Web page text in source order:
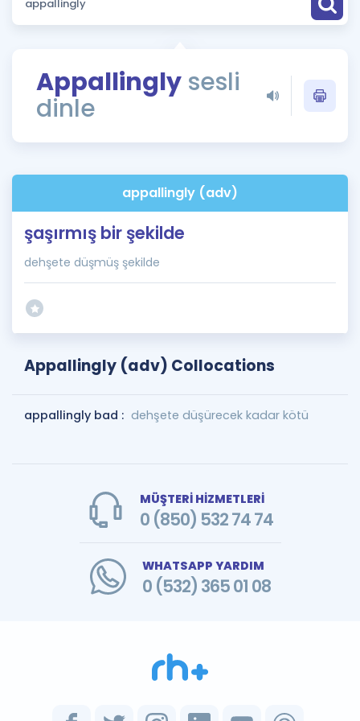
Puan Hesaplama
ÖSYM Sınav Takvimi
Kampanyalar
İngilizce Gramer
Appallingly sesli
dinle
appallingly (adv)
şaşırmış bir şekilde
dehşete düşmüş şekilde
Appallingly (adv) Collocations
appallingly bad : dehşete düşürecek kadar kötü
MÜŞTERİ HİZMETLERİ
0 (850) 532 74 74
WHATSAPP YARDIM
0 (532) 365 01 08